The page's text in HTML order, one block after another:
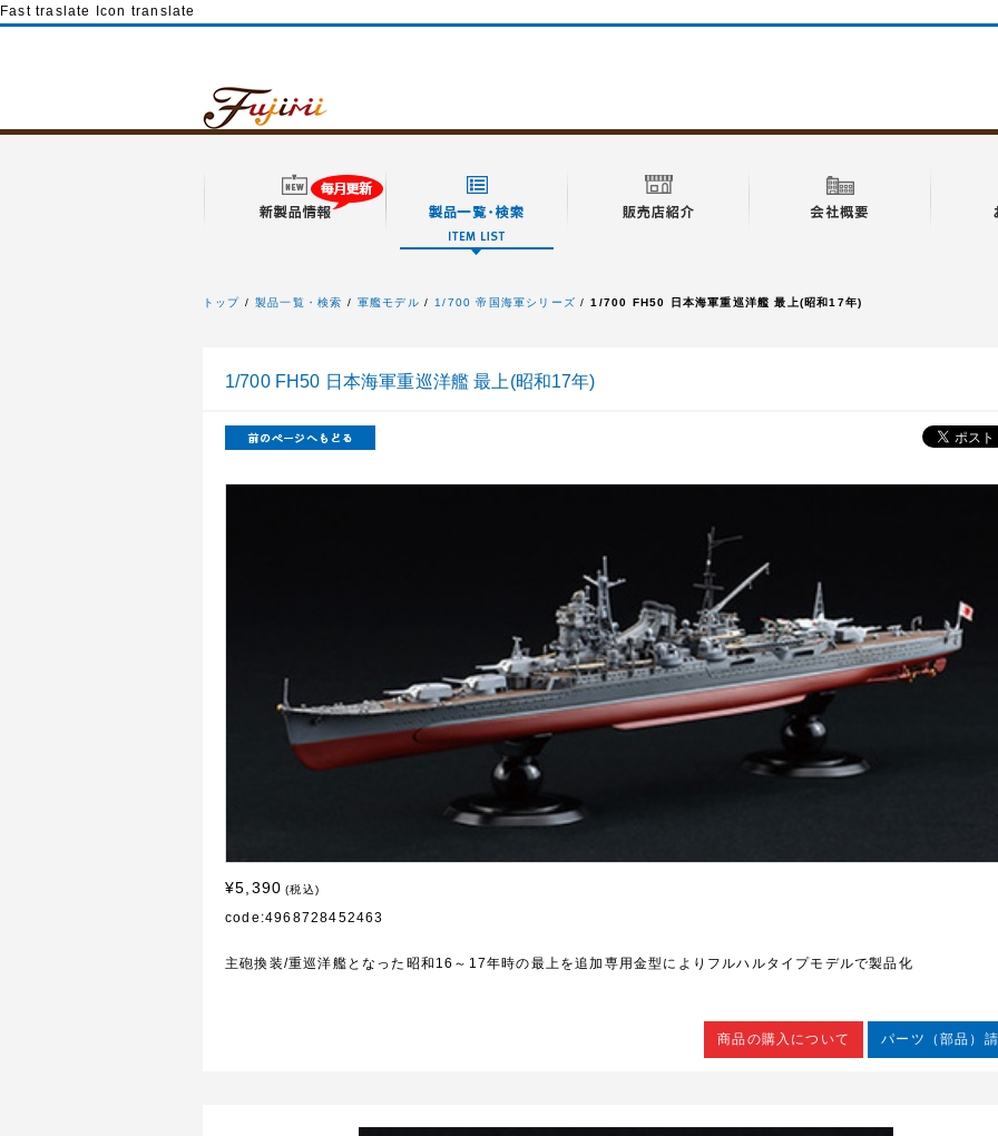
Fast traslate Icon translate
トップ 製品一覧・検索 軍艦モデル 1/700 帝国海軍シリーズ 1/700 FH50 日本海軍重巡洋艦 最上(昭和17年)
1/700 FH50 日本海軍重巡洋艦 最上(昭和17年)
¥5,390 (税込)
code:4968728452463
主砲換装/重巡洋艦となった昭和16～17年時の最上を追加専用金型によりフルハルタイプモデルで製品化
商品の購入について パーツ（部品）